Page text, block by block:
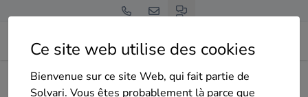
Ce site web utilise des cookies
Bienvenue sur ce site Web, qui fait partie de
Solvari. Vous êtes probablement là parce que
Home Isolation des murs extérieurs Liège
Verviers